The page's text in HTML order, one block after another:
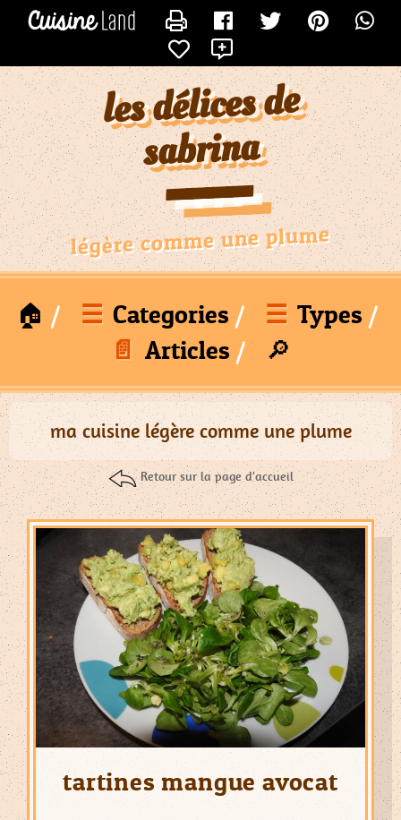
les délices de
sabrina
légère comme une plume
🏠 ☰ Categories ☰ Types
📄 Articles 🔎
CATÉGORIES
×
Toutes
Les
Recettes
Nouvelle
Catégorie
Nouvelle
Catégorie
Boulettes
Quiches
Boost
Gateaux
Nouvelle
Catégorie
Dessert
Régime
Poissons
Tartines
Soupes
Noél
Tous
Les
Articles
×
ma cuisine légère comme une plume
Retour sur la page d'accueil
tartines mangue avocat
CONTACTER SABRINADU21